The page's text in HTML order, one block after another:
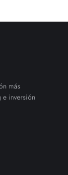
más
e inversión